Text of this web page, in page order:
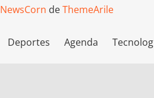
NewsCorn deThemeArile
Deportes Agenda